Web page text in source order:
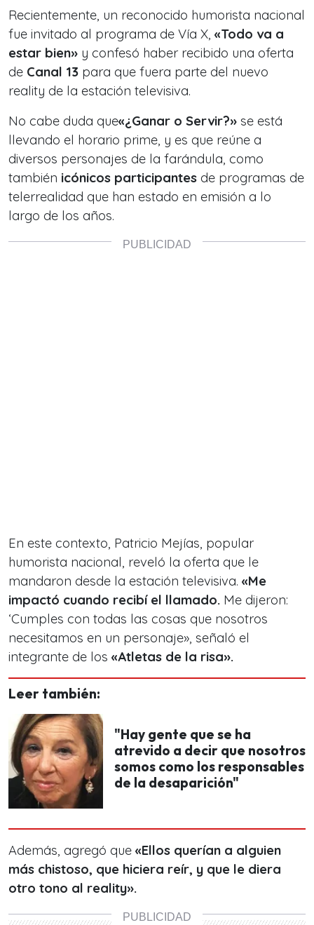
Recientemente, un reconocido humorista nacional
fue invitado al programa de Vía X, «Todo va a
estar bien» y confesó haber recibido una oferta
de Canal 13 para que fuera parte del nuevo
reality de la estación televisiva.
No cabe duda que«¿Ganar o Servir?» se está
llevando el horario prime, y es que reúne a
diversos personajes de la farándula, como
también icónicos participantes de programas de
telerrealidad que han estado en emisión a lo
largo de los años.
En este contexto, Patricio Mejías, popular
humorista nacional, reveló la oferta que le
mandaron desde la estación televisiva. «Me
impactó cuando recibí el llamado. Me dijeron:
‘Cumples con todas las cosas que nosotros
necesitamos en un personaje», señaló el
integrante de los «Atletas de la risa».
Leer también:
"Hay gente que se ha
atrevido a decir que nosotros
somos como los responsables
de la desaparición"
Además, agregó que «Ellos querían a alguien
más chistoso, que hiciera reír, y que le diera
otro tono al reality».